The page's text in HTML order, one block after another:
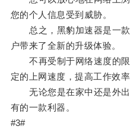
您的个人信息受到威胁。
总之，黑豹加速器是一款
户带来了全新的升级体验。
不再受制于网络速度的限
定的上网速度，提高工作效率
无论您是在家中还是外出
有的一款利器。
#3#